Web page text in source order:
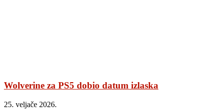
Wolverine za PS5 dobio datum izlaska
25. veljače 2026.